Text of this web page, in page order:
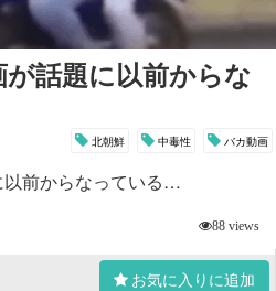
話題に以前からな
北朝鮮 中毒性 バカ動画
以前からなっている…
88 views
お気に入りに追加